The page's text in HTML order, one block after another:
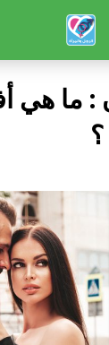
: ما هي
؟